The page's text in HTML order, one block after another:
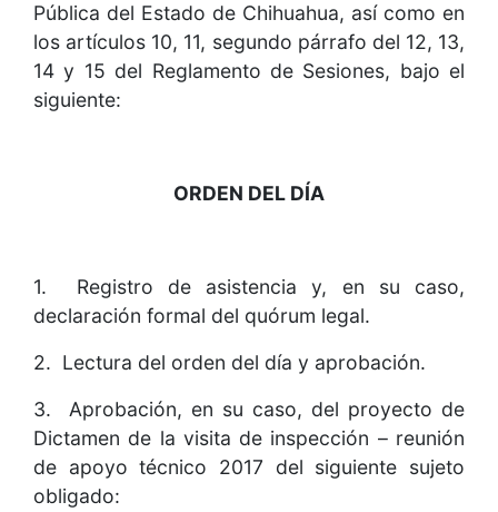
Pública del Estado de Chihuahua, así como en
los artículos 10, 11, segundo párrafo del 12, 13,
14 y 15 del Reglamento de Sesiones, bajo el
siguiente:
ORDEN DEL DÍA
1. Registro de asistencia y, en su caso,
declaración formal del quórum legal.
2. Lectura del orden del día y aprobación.
3. Aprobación, en su caso, del proyecto de
Dictamen de la visita de inspección – reunión
de apoyo técnico 2017 del siguiente sujeto
obligado: